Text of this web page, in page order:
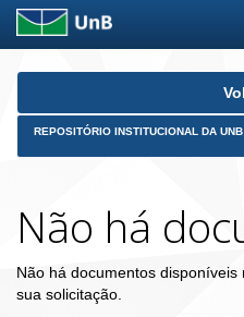
Skip
REPOSITÓRIO INSTITUCIONAL DA UNB
Não há
Não há documentos
sua solicitação.